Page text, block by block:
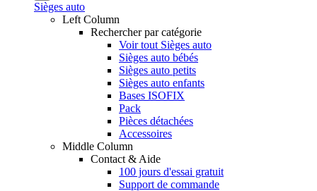
Sièges auto
Left Column
Rechercher par catégorie
Voir tout Sièges auto
Sièges auto bébés
Sièges auto petits
Sièges auto enfants
Bases ISOFIX
Pack
Pièces détachées
Accessoires
Middle Column
Contact & Aide
100 jours d'essai gratuit
Support de commande